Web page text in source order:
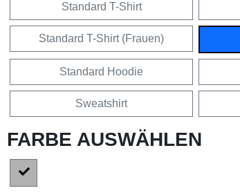
Standard T-Shirt
Standard T-Shirt (Frauen)
Standard Hoodie
Sweatshirt
FARBE AUSWÄHLEN